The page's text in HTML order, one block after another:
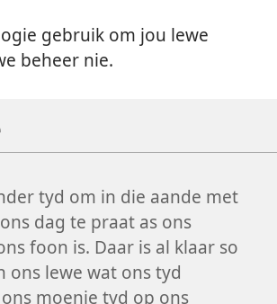
gebruik om jou lewe
beheer nie.
tyd om in die aande met
dag te praat as ons
foon is. Daar is al klaar so
ons lewe wat ons tyd
moenie tyd op ons